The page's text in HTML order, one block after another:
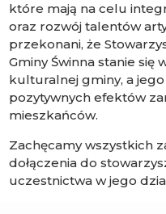
które mają na celu
oraz rozwój talentów
przekonani, że
Gminy Świnna stanie
kulturalnej gminy, a
pozytywnych efektów
mieszkańców.
Zachęcamy wszystkich
dołączenia do
uczestnictwa w jego